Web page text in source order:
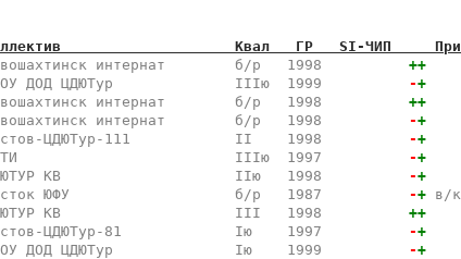
Квал   ГР   SI-ЧИП
интернат        б/р   1998 ++
ДОД ЦДЮТур              IIIю  1999 -+
интернат        б/р   1998 ++
интернат        б/р   1998 -+
ЦДЮТур-111            II    1998 -+
IIIю  1997 -+
КВ                    IIю   1998 -+
ЮФУ                   б/р   1987 -+ в/к
КВ                    III   1998 ++
ЦДЮТур-81             Iю    1997 -+
ДОД ЦДЮТур              Iю    1999 -+